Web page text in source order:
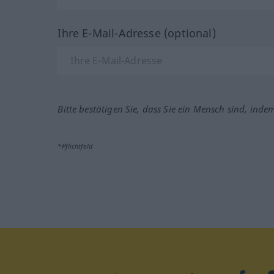
Ihre E-Mail-Adresse (optional)
Bitte bestätigen Sie, dass Sie ein Mensch sind,
*Pflichtfeld